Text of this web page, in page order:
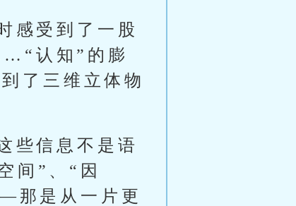
感受到了一股
认知”的膨
了三维立体物
些信息不是语
间”、“因
那是从一片更